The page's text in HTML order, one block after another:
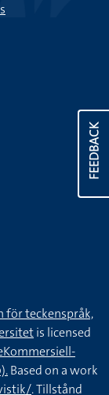
FEEDBACK
för teckenspråk,
is licensed
Based on a work
. Tillstånd